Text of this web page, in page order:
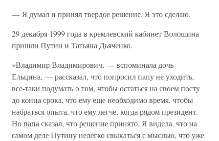
— Я думал и принял твердое решение. Я это сделаю.
29 декабря 1999 года в кремлевский кабинет Волошина
пришли Путин и Татьяна Дьяченко.
«Владимир Владимирович, — вспоминала дочь
Ельцина, — рассказал, что попросил папу не уходить,
все-таки подумать о том, чтобы остаться на своем посту
до конца срока, что ему еще необходимо время, чтобы
набраться опыта, что ему легче, когда рядом президент.
Но папа сказал, что решение принято. Я видела, что на
самом деле Путину нелегко свыкаться с мыслью, что уже